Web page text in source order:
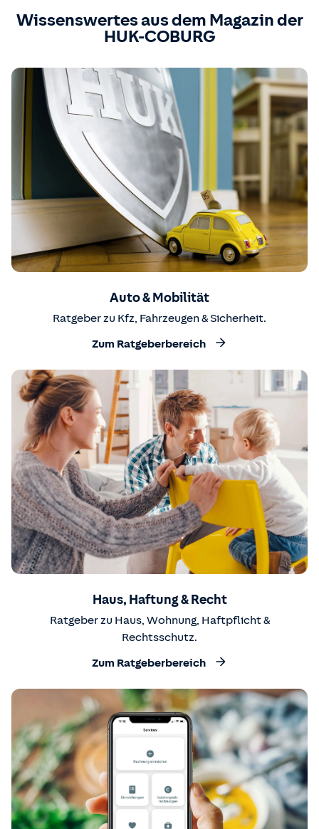
Wissenswertes aus dem Magazin der
HUK-COBURG
Auto & Mobilität
Ratgeber zu Kfz, Fahrzeugen & Sicherheit.
Zum Ratgeberbereich
Haus, Haftung & Recht
Ratgeber zu Haus, Wohnung, Haftpflicht &
Rechtsschutz.
Zum Ratgeberbereich